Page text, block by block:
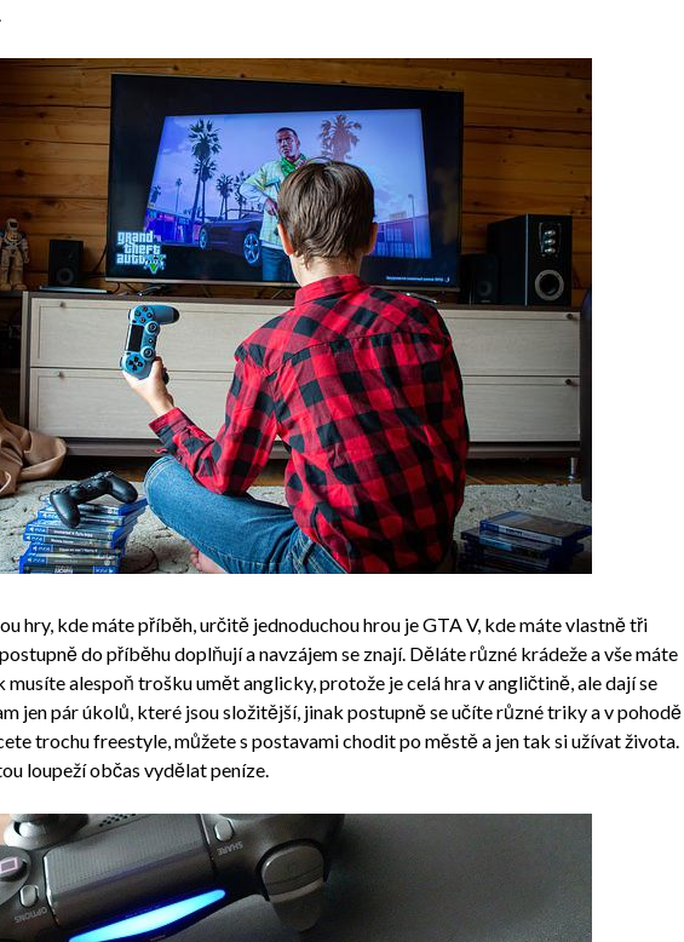
hry, kde máte příběh, určitě jednoduchou hrou je GTA V, kde máte vlastně tři
do příběhu doplňují a navzájem se znají. Děláte různé krádeže a vše máte
musíte alespoň trošku umět anglicky, protože je celá hra v angličtině, ale dají se
jen pár úkolů, které jsou složitější, jinak postupně se učíte různé triky a v pohodě
trochu freestyle, můžete s postavami chodit po městě a jen tak si užívat života.
loupeží občas vydělat peníze.